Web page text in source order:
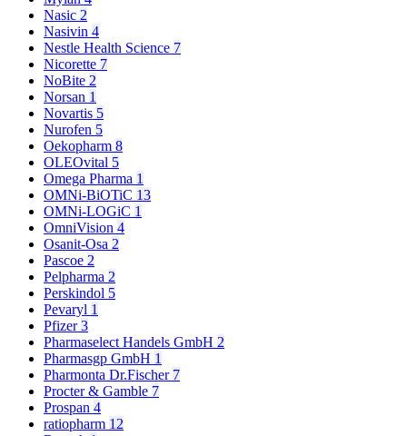
Nasic 2
Nasivin 4
Nestle Health Science 7
Nicorette 7
NoBite 2
Norsan 1
Novartis 5
Nurofen 5
Oekopharm 8
OLEOvital 5
Omega Pharma 1
OMNi-BiOTiC 13
OMNi-LOGiC 1
OmniVision 4
Osanit-Osa 2
Pascoe 2
Pelpharma 2
Perskindol 5
Pevaryl 1
Pfizer3
Pharmaselect Handels GmbH 2
Pharmasgp GmbH 1
Pharmonta Dr.Fischer 7
Procter & Gamble 7
Prospan 4
ratiopharm 12